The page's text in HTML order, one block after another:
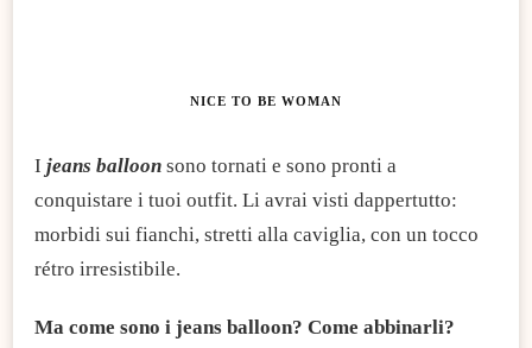
NICE TO BE WOMAN
I jeans balloon sono tornati e sono pronti a
conquistare i tuoi outfit. Li avrai visti dappertutto:
morbidi sui fianchi, stretti alla caviglia, con un tocco
rétro irresistibile.
Ma come sono i jeans balloon? Come abbinarli?